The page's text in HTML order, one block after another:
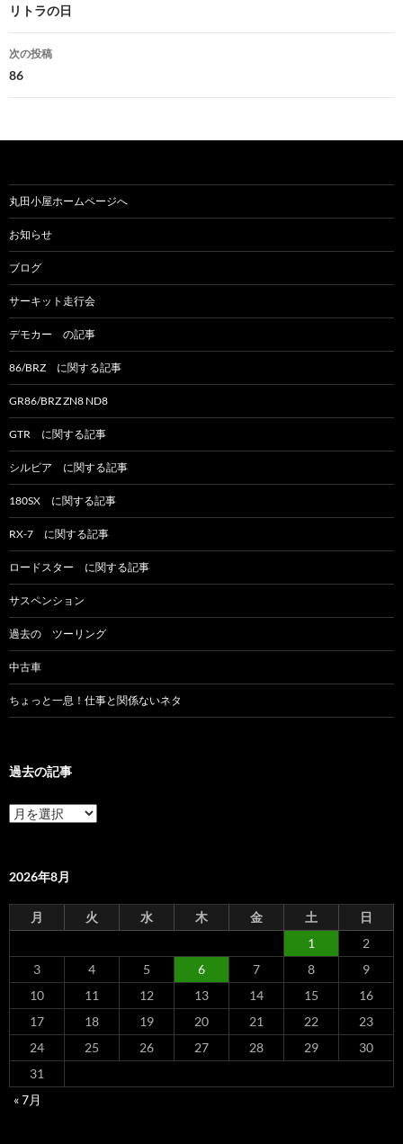
投
稿
ナ
ゲ
シ
ョ
ン
リトラの日
次の投稿
86
丸田小屋ホームページへ
お知らせ
ブログ
サーキット走行会
デモカー の記事
86/BRZ に関する記事
GR86/BRZ ZN8 ND8
GTR に関する記事
シルビア に関する記事
180SX に関する記事
RX-7 に関する記事
ロードスター に関する記事
サスペンション
過去の ツーリング
中古車
ちょっと一息！仕事と関係ないネタ
過去の記事
過
去
事
2026年8月
月 火 水 木 金 土
日
1
2
3
4 5 6 7 8
9
10
11 12 13 14 15
16
17
18 19 20 21 22
23
24
25 26 27 28 29
30
31
« 7月